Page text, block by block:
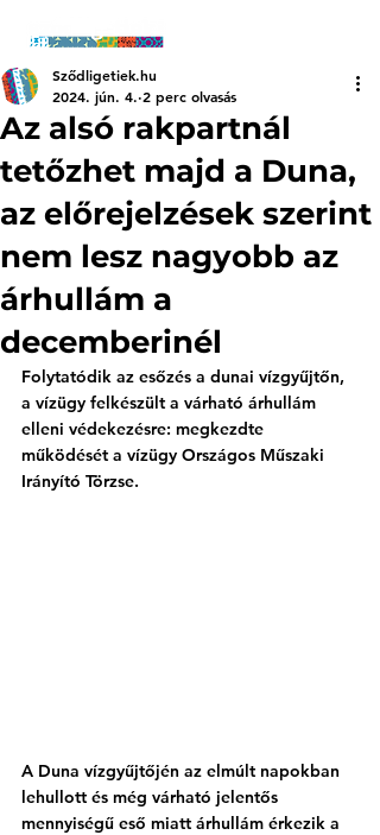
Az alsó rakpartnál
tetőzhet majd a Duna,
az előrejelzések szerint
nem lesz nagyobb az
árhullám a
decemberinél
Sződligetiek.hu
2024. jún. 4. 2 perc olvasás
Folytatódik az esőzés a dunai vízgyűjtőn,
a vízügy felkészült a várható árhullám
elleni védekezésre: megkezdte
működését a vízügy Országos Műszaki
Irányító Törzse.
A Duna vízgyűjtőjén az elmúlt napokban
lehullott és még várható jelentős
mennyiségű eső miatt árhullám érkezik a